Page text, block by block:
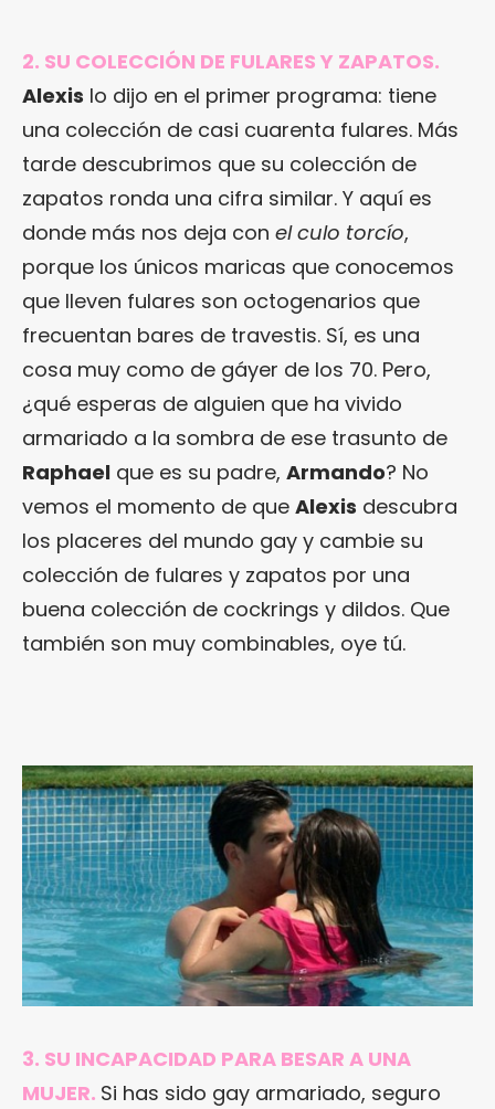
2. SU COLECCIÓN DE FULARES Y ZAPATOS.
Alexis lo dijo en el primer programa: tiene
una colección de casi cuarenta fulares. Más
tarde descubrimos que su colección de
zapatos ronda una cifra similar. Y aquí es
donde más nos deja con el culo torcío,
porque los únicos maricas que conocemos
que lleven fulares son octogenarios que
frecuentan bares de travestis. Sí, es una
cosa muy como de gáyer de los 70. Pero,
¿qué esperas de alguien que ha vivido
armariado a la sombra de ese trasunto de
Raphael que es su padre, Armando? No
vemos el momento de que Alexis descubra
los placeres del mundo gay y cambie su
colección de fulares y zapatos por una
buena colección de cockrings y dildos. Que
también son muy combinables, oye tú.
3. SU INCAPACIDAD PARA BESAR A UNA
MUJER. Si has sido gay armariado, seguro